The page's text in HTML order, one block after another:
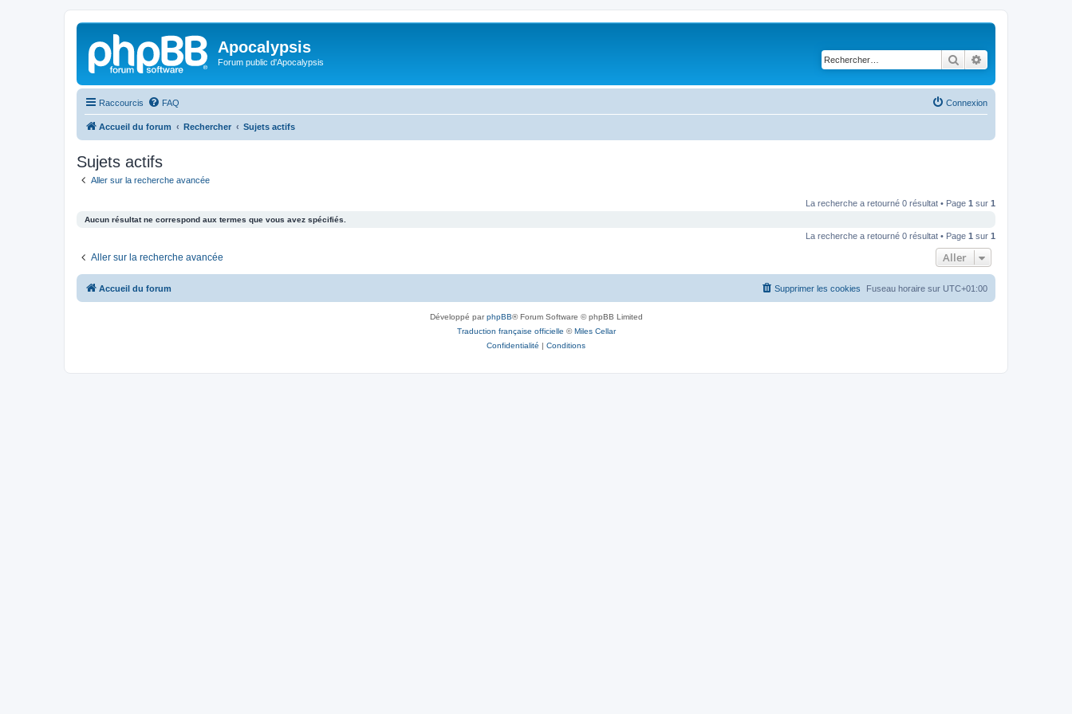
Apocalypsis
Forum public d'Apocalypsis Rechercher
Raccourcis FAQ Connexion
Accueil du forum Rechercher Sujets actifs
Sujets actifs
Aller sur la recherche avancée
La recherche a retourné 0 résultat • Page 1 sur 1
Aucun résultat ne correspond aux termes que vous avez spécifiés.
La recherche a retourné 0 résultat • Page 1 sur 1
Aller sur la recherche avancée Aller
Accueil du forum Fuseau horaire sur UTC+01:00
Supprimer les cookies
Développé parphpBB® Forum Software © phpBB Limited
Traduction française officielle ©Miles Cellar
Confidentialité | Conditions